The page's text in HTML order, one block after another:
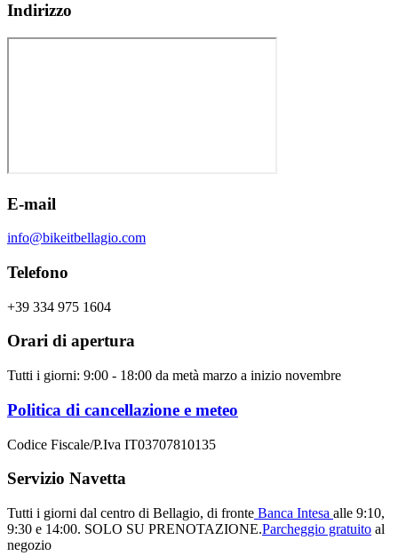
Indirizzo
E-mail
info@bikeitbellagio.com
Telefono
+39 334 975 1604
Orari di apertura
Tutti i giorni: 9:00 - 18:00 da metà marzo a inizio novembre
Politica di cancellazione e meteo
Codice Fiscale/P.Iva IT03707810135
Servizio Navetta
Tutti i giorni dal centro di Bellagio, di fronte Banca Intesa alle 9:10,
9:30 e 14:00. SOLO SU PRENOTAZIONE.Parcheggio gratuito al
negozio